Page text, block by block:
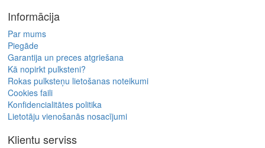
Informācija
Par mums
Piegāde
Garantija un preces atgriešana
Kā nopirkt pulksteni?
Rokas pulksteņu lietošanas noteikumi
Cookies faili
Konfidencialitātes politika
Lietotāju vienošanās nosacījumi
Klientu serviss